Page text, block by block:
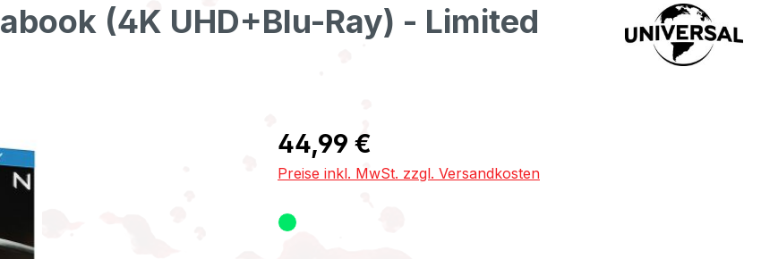
(4K UHD+Blu-Ray) - Limited
Regulärer Preis:
44,99 €
Preise inkl. MwSt. zzgl. Versandkosten